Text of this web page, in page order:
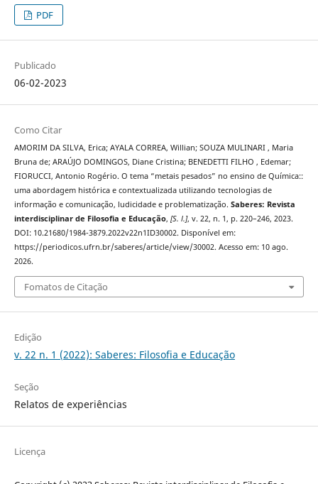
PDF
Publicado
06-02-2023
Como Citar
AMORIM DA SILVA, Erica; AYALA CORREA, Willian; SOUZA MULINARI , Maria
Bruna de; ARAÚJO DOMINGOS, Diane Cristina; BENEDETTI FILHO , Edemar;
FIORUCCI, Antonio Rogério. O tema “metais pesados” no ensino de Química::
uma abordagem histórica e contextualizada utilizando tecnologias de
informação e comunicação, ludicidade e problematização. Saberes: Revista
interdisciplinar de Filosofia e Educação, [S. l.], v. 22, n. 1, p. 220–246, 2023.
DOI: 10.21680/1984-3879.2022v22n1ID30002. Disponível em:
https://periodicos.ufrn.br/saberes/article/view/30002. Acesso em: 10 ago.
2026.
Fomatos de Citação
Edição
v. 22 n. 1 (2022): Saberes: Filosofia e Educação
Seção
Relatos de experiências
Licença